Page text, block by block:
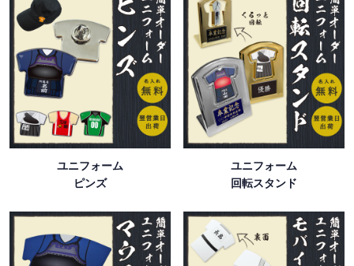
ユニフォーム
ピンズ
ユニフォーム
回転スタンド